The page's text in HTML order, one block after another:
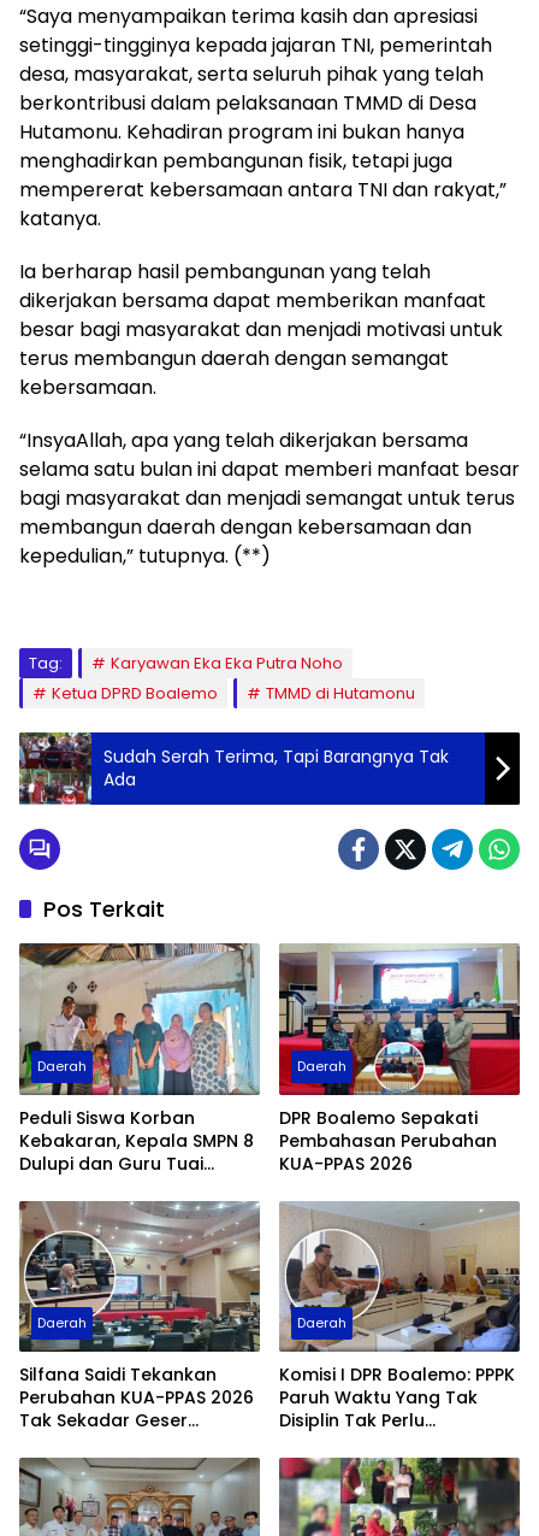
“Saya menyampaikan terima kasih dan apresiasi
setinggi-tingginya kepada jajaran TNI, pemerintah
desa, masyarakat, serta seluruh pihak yang telah
berkontribusi dalam pelaksanaan TMMD di Desa
Hutamonu. Kehadiran program ini bukan hanya
menghadirkan pembangunan fisik, tetapi juga
mempererat kebersamaan antara TNI dan rakyat,”
katanya.
Ia berharap hasil pembangunan yang telah
dikerjakan bersama dapat memberikan manfaat
besar bagi masyarakat dan menjadi motivasi untuk
terus membangun daerah dengan semangat
kebersamaan.
“InsyaAllah, apa yang telah dikerjakan bersama
selama satu bulan ini dapat memberi manfaat besar
bagi masyarakat dan menjadi semangat untuk terus
membangun daerah dengan kebersamaan dan
kepedulian,” tutupnya. (**)
Tag:
Karyawan Eka Eka Putra Noho
Ketua DPRD Boalemo
TMMD di Hutamonu
Sudah Serah Terima, Tapi Barangnya Tak
Ada
Pos Terkait
Daerah
Peduli Siswa Korban
Kebakaran, Kepala SMPN 8
Dulupi dan Guru Tuai
Perjuangan
Daerah
DPR Boalemo Sepakati
Pembahasan Perubahan
KUA-PPAS 2026
Daerah
Silfana Saidi Tekankan
Perubahan KUA-PPAS 2026
Tak Sekadar Geser
Daerah
Komisi I DPR Boalemo: PPPK
Paruh Waktu Yang Tak
Disiplin Tak Perlu